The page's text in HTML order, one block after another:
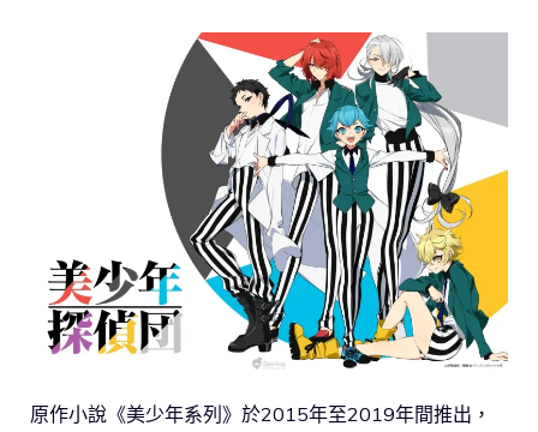
原作小說《美少年系列》於2015年至2019年間推出，